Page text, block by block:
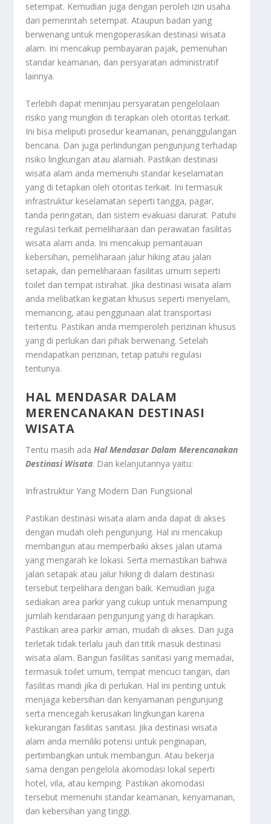
setempat. Kemudian juga dengan peroleh izin usaha
dari pemerintah setempat. Ataupun badan yang
berwenang untuk mengoperasikan destinasi wisata
alam. Ini mencakup pembayaran pajak, pemenuhan
standar keamanan, dan persyaratan administratif
lainnya.
Terlebih dapat meninjau persyaratan pengelolaan
risiko yang mungkin di terapkan oleh otoritas terkait.
Ini bisa meliputi prosedur keamanan, penanggulangan
bencana. Dan juga perlindungan pengunjung terhadap
risiko lingkungan atau alamiah. Pastikan destinasi
wisata alam anda memenuhi standar keselamatan
yang di tetapkan oleh otoritas terkait. Ini termasuk
infrastruktur keselamatan seperti tangga, pagar,
tanda peringatan, dan sistem evakuasi darurat. Patuhi
regulasi terkait pemeliharaan dan perawatan fasilitas
wisata alam anda. Ini mencakup pemantauan
kebersihan, pemeliharaan jalur hiking atau jalan
setapak, dan pemeliharaan fasilitas umum seperti
toilet dan tempat istirahat. Jika destinasi wisata alam
anda melibatkan kegiatan khusus seperti menyelam,
memancing, atau penggunaan alat transportasi
tertentu. Pastikan anda memperoleh perizinan khusus
yang di perlukan dari pihak berwenang. Setelah
mendapatkan perizinan, tetap patuhi regulasi
tentunya.
HAL MENDASAR DALAM
MERENCANAKAN DESTINASI
WISATA
Tentu masih adaHal Mendasar Dalam Merencanakan
Destinasi Wisata. Dan kelanjutannya yaitu:
Infrastruktur Yang Modern Dan Fungsional
Pastikan destinasi wisata alam anda dapat di akses
dengan mudah oleh pengunjung. Hal ini mencakup
membangun atau memperbaiki akses jalan utama
yang mengarah ke lokasi. Serta memastikan bahwa
jalan setapak atau jalur hiking di dalam destinasi
tersebut terpelihara dengan baik. Kemudian juga
sediakan area parkir yang cukup untuk menampung
jumlah kendaraan pengunjung yang di harapkan.
Pastikan area parkir aman, mudah di akses. Dan juga
terletak tidak terlalu jauh dari titik masuk destinasi
wisata alam. Bangun fasilitas sanitasi yang memadai,
termasuk toilet umum, tempat mencuci tangan, dan
fasilitas mandi jika di perlukan. Hal ini penting untuk
menjaga kebersihan dan kenyamanan pengunjung
serta mencegah kerusakan lingkungan karena
kekurangan fasilitas sanitasi. Jika destinasi wisata
alam anda memiliki potensi untuk penginapan,
pertimbangkan untuk membangun. Atau bekerja
sama dengan pengelola akomodasi lokal seperti
hotel, vila, atau kemping. Pastikan akomodasi
tersebut memenuhi standar keamanan, kenyamanan,
dan kebersihan yang tinggi.